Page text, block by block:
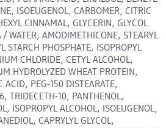
ISOEUGENOL, CARBOMER, CITRIC
CINNAMAL, GLYCERIN, GLYCOL
WATER, AMODIMETHICONE, STEARYL
STARCH PHOSPHATE, ISOPROPYL
CHLORIDE, CETYL ALCOHOL,
HYDROLYZED WHEAT PROTEIN,
ACID, PEG-150 DISTEARATE,
TRIDECETH-10, PANTHENOL,
ISOPROPYL ALCOHOL, ISOEUGENOL,
CAPRYLYL GLYCOL,